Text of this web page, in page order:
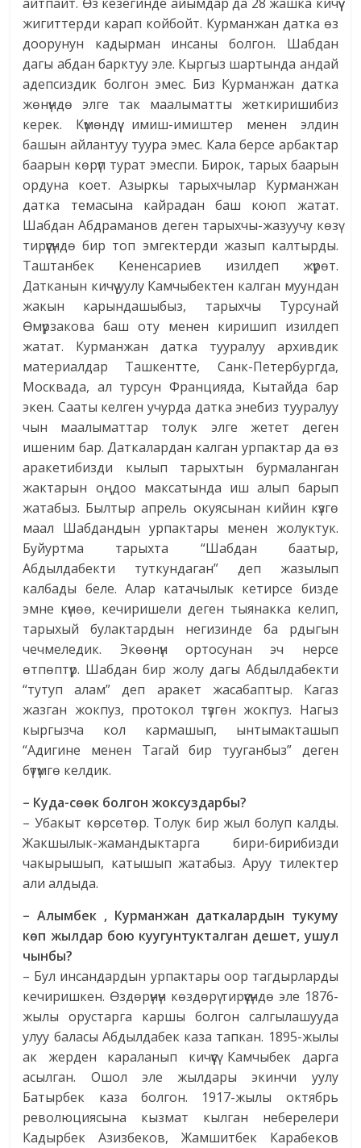
жигиттерди карап койбойт. Курманжан датка өз
доорунун кадырман инсаны болгон. Шабдан
дагы абдан барктуу эле. Кыргыз шартында андай
адепсиздик болгон эмес. Биз Курманжан датка
жөнүндө элге так маалыматты жеткиришибиз
керек. Күмөндүү имиш-имиштер менен элдин
башын айлантуу туура эмес. Кала берсе арбактар
баарын көрүп турат эмеспи. Бирок, тарых баарын
ордуна коет. Азыркы тарыхчылар Курманжан
датка темасына кайрадан баш коюп жатат.
Шабдан Абдраманов деген тарыхчы-жазуучу көзү
тирүүсүндө бир топ эмгектерди жазып калтырды.
Таштанбек Кененсариев изилдеп жүрөт.
Датканын кичүү уулу Камчыбектен калган муундан
жакын карындашыбыз, тарыхчы Турсунай
Өмүрзакова баш оту менен киришип изилдеп
жатат. Курманжан датка тууралуу архивдик
материалдар Ташкентте, Санк-Петербургда,
Москвада, ал турсун Францияда, Кытайда бар
экен. Сааты келген учурда датка энебиз тууралуу
чын маалыматтар толук элге жетет деген
ишеним бар. Даткалардан калган урпактар да өз
аракетибизди кылып тарыхтын бурмаланган
жактарын оңдоо максатында иш алып барып
жатабыз. Былтыр апрель окуясынан кийин күзгө
маал Шабдандын урпактары менен жолуктук.
Буйуртма тарыхта “Шабдан баатыр,
Абдылдабекти туткундаган” деп жазылып
калбады беле. Алар катачылык кетирсе бизде
эмне күнөө, кечиришели деген тыянакка келип,
тарыхый булактардын негизинде ба рдыгын
чечмеледик. Экөөнүн ортосунан эч нерсе
өтпөптүр. Шабдан бир жолу дагы Абдылдабекти
“тутуп алам” деп аракет жасабаптыр. Кагаз
жазган жокпуз, протокол түзгөн жокпуз. Нагыз
кыргызча кол кармашып, ынтымакташып
“Адигине менен Тагай бир тууганбыз” деген
бүтүмгө келдик.
– Куда-сөөк болгон жоксуздарбы?
– Убакыт көрсөтөр. Толук бир жыл болуп калды.
Жакшылык-жамандыктарга бири-бирибизди
чакырышып, катышып жатабыз. Аруу тилектер
али алдыда.
– Алымбек , Курманжан даткалардын тукуму
көп жылдар бою куугунтукталган дешет, ушул
чынбы?
– Бул инсандардын урпактары оор тагдырларды
кечиришкен. Өздөрүнүн көздөрү тирүүсүндө эле 1876-
жылы орустарга каршы болгон салгылашууда
улуу баласы Абдылдабек каза тапкан. 1895-жылы
ак жерден караланып кичүүсү Камчыбек дарга
асылган. Ошол эле жылдары экинчи уулу
Батырбек каза болгон. 1917-жылы октябрь
революциясына кызмат кылган неберелери
Кадырбек Азизбеков, Жамшитбек Карабеков